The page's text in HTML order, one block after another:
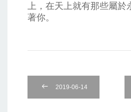
上，在天上就有那些屬
著你。
2019-06-14